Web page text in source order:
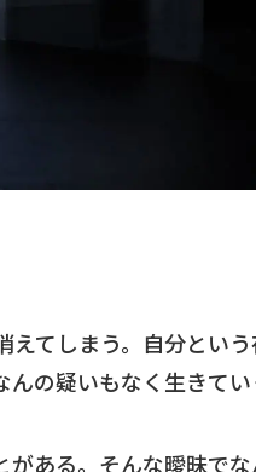
てしまう。自分とい
の疑いもなく生きてい
ある。そんな曖昧で